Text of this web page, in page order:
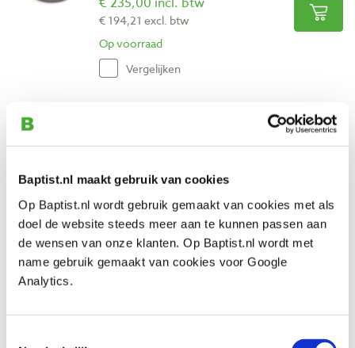
Baptist.nl maakt gebruik van cookies
Op Baptist.nl wordt gebruik gemaakt van cookies met als
doel de website steeds meer aan te kunnen passen aan
de wensen van onze klanten. Op Baptist.nl wordt met
name gebruik gemaakt van cookies voor Google
Analytics.
€ 194,21 excl. btw
Op voorraad
Vergelijken
Tormek SJ-200 Japanse watersteen voor
€ 239,00 incl. btw
€ 197,52 excl. btw
Op voorraad
Vergelijken
en steekbeitels